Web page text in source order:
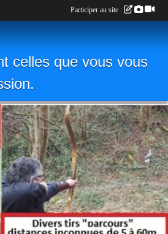
celles que vous vous
Participer au site :